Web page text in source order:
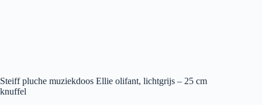
Steiff pluche muziekdoos Ellie olifant, lichtgrijs – 25 cm
knuffel